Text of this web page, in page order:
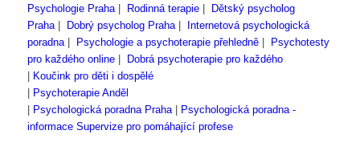
Psychologie Praha| Rodinná terapie|
Dětský psycholog
Praha| Dobrý psycholog Praha|
Internetová psychologická
poradna| Psychologie a psychoterapie přehledně|
Psychotesty
pro každého online|
Dobrá psychoterapie pro každého
Koučink pro děti i dospělé
Psychoterapie Anděl
Psychologická poradna Praha|
Psychologická poradna -
informace Supervize pro pomáhající profese